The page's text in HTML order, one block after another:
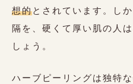
想的とされています。し
隔を、硬くて厚い肌の人
しょう。
ハーブピーリングは独特